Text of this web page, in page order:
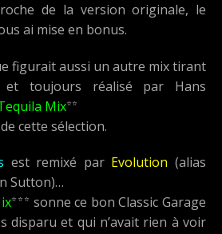
de la version originale, le
ai mise en bonus.
figurait aussi un autre mix tirant
toujours réalisé par Hans
Mix⭐⭐
cette sélection.
est remixé par Evolution (alias
Sutton)…
⭐⭐⭐ sonne ce bon Classic Garage
disparu et qui n’avait rien à voir